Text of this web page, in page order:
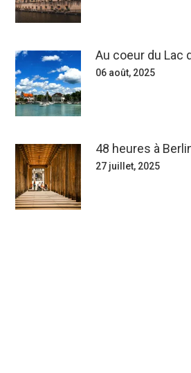
Au coeur du Lac
06 août, 2025
48 heures à
27 juillet, 2025